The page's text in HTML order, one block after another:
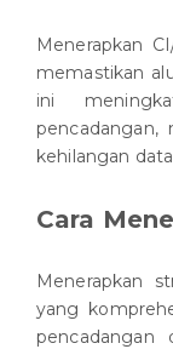
Menerapkan
memastikan
ini
kehilangan
Cara
Menerapkan
yang
pencadangan